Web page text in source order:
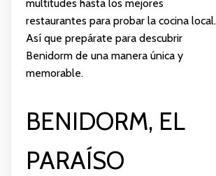
multitudes hasta los mejores
restaurantes para probar la cocina local.
Así que prepárate para descubrir
Benidorm de una manera única y
memorable.
BENIDORM, EL
PARAÍSO